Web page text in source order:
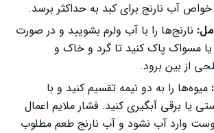
خواص آب نارنج برای کبد به حداکثر برسد.
نارنج‌ها را با آب ولرم بشویید و در صورت
یا مسواک پاک کنید تا گرد و خاک و
از بین برود.
میوه‌ها را به دو نیمه تقسیم کنید و با
یا برقی آبگیری کنید. فشار ملایم اعمال
وارد آب نشود و آب نارنج طعم مطلوب